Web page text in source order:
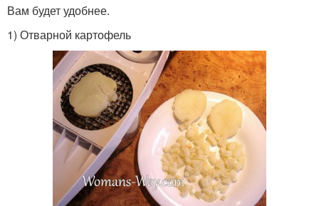
Вам будет удобнее.
1) Отварной картофель